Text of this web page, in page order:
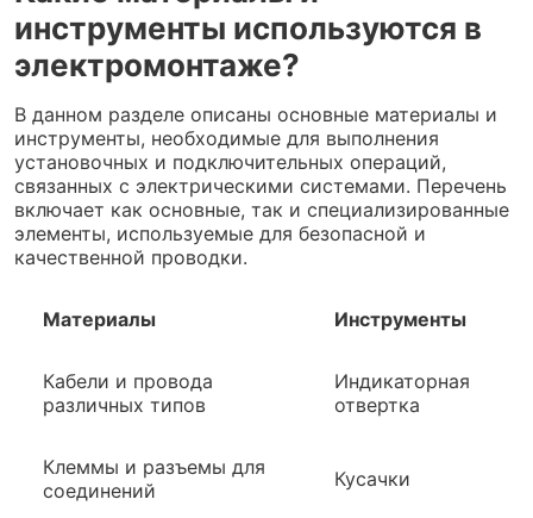
инструменты используются в
электромонтаже?
В данном разделе описаны основные материалы и
инструменты, необходимые для выполнения
установочных и подключительных операций,
связанных с электрическими системами. Перечень
включает как основные, так и специализированные
элементы, используемые для безопасной и
качественной проводки.
Материалы Инструменты
Кабели и провода
различных типов
Индикаторная
отвертка
Клеммы и разъемы для
соединений
Кусачки